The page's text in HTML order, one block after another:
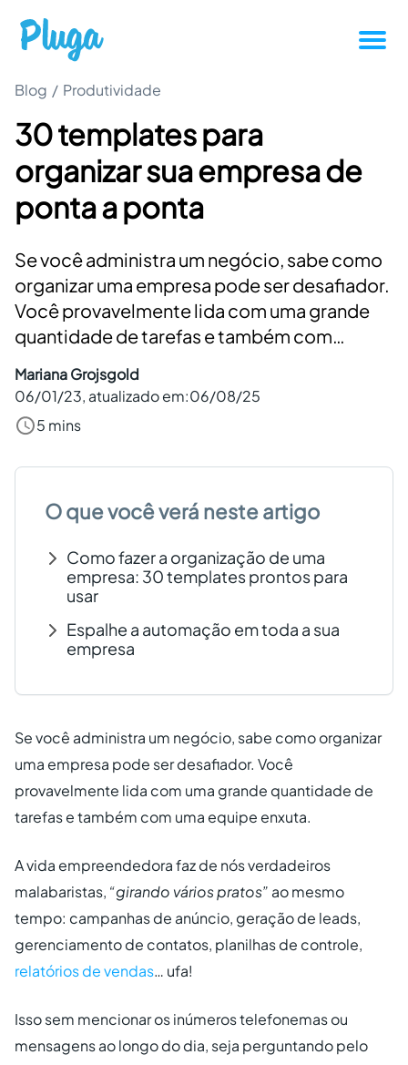
Produtividade
Novidades da Pluga
Casos de sucesso
Outros
Blog / Produtividade
30 templates para
organizar sua empresa de
ponta a ponta
Se você administra um negócio, sabe como
organizar uma empresa pode ser desafiador.
Você provavelmente lida com uma grande
quantidade de tarefas e também com…
Mariana Grojsgold
06/01/23, atualizado em:06/08/25
5 mins
O que você verá neste artigo
Como fazer a organização de uma
empresa: 30 templates prontos para
usar
Espalhe a automação em toda a sua
empresa
Se você administra um negócio, sabe como organizar
uma empresa pode ser desafiador. Você
provavelmente lida com uma grande quantidade de
tarefas e também com uma equipe enxuta.
A vida empreendedora faz de nós verdadeiros
malabaristas, “girando vários pratos” ao mesmo
tempo: campanhas de anúncio, geração de leads,
gerenciamento de contatos, planilhas de controle,
relatórios de vendas… ufa!
Isso sem mencionar os inúmeros telefonemas ou
mensagens ao longo do dia, seja perguntando pelo